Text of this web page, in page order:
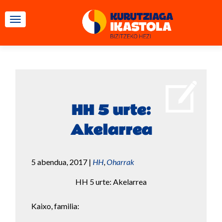
TOGGLE NAVIGATION
HH 5 urte:
Akelarrea
5 abendua, 2017 | HH,Oharrak
HH 5 urte: Akelarrea
Kaixo, familia: